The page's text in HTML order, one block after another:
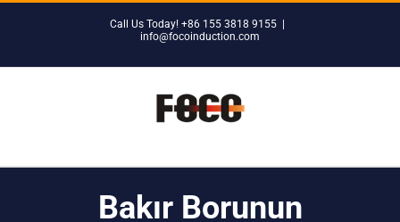
Call Us Today! +86 155 3818 9155
info@focoinduction.com
Bakır Borunun